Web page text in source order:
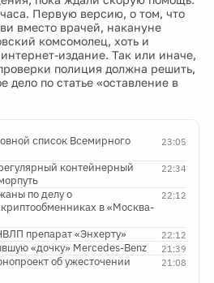
Первую версию, о том, что
вместо врачей, накануне
комсомолец, хоть и
издание. Так или иначе,
полиция должна решить,
дело по статье «оставление в
23:05
список Всемирного
22:34
контейнерный
22:12
по делу о
в «Москва-
22:12
препарат «Энхерту»
21:39
«дочку» Mercedes-Benz
21:08
об ужесточении